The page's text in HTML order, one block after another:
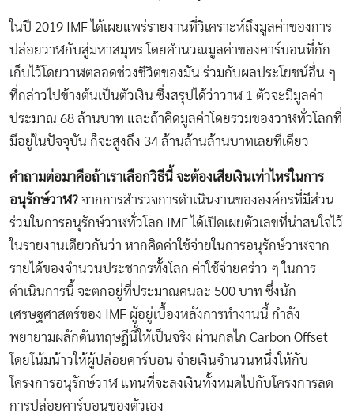
ในปี 2019 IMF ได้เผยแพร่รายงานที่วิเคราะห์ถึงมูลค่าของการ
ปล่อยวาฬกับสู่มหาสมุทร โดยคำนวณมูลค่าของคาร์บอนที่กัก
เก็บไว้โดยวาฬตลอดช่วงชีวิตของมัน ร่วมกับผลประโยชน์อื่น ๆ
ที่กล่าวไปข้างต้นเป็นตัวเงิน ซึ่งสรุปได้ว่าวาฬ 1 ตัวจะมีมูลค่า
ประมาณ 68 ล้านบาท และถ้าคิดมูลค่าโดยรวมของวาฬทั่วโลกที่
มีอยู่ในปัจจุบัน ก็จะสูงถึง 34 ล้านล้านล้านบาทเลยทีเดียว
คำถามต่อมาคือถ้าเราเลือกวิธีนี้ จะต้องเสียเงินเท่าไหร่ในการ
อนุรักษ์วาฬ? จากการสำรวจการดำเนินงานขององค์กรที่มีส่วน
ร่วมในการอนุรักษ์วาฬทั่วโลก IMF ได้เปิดเผยตัวเลขที่น่าสนใจไว้
ในรายงานเดียวกันว่า หากคิดค่าใช้จ่ายในการอนุรักษ์วาฬจาก
รายได้ของจำนวนประชากรทั้งโลก ค่าใช้จ่ายคร่าว ๆ ในการ
ดำเนินการนี้ จะตกอยู่ที่ประมาณคนละ 500 บาท ซึ่งนัก
เศรษฐศาสตร์ของ IMF ผู้อยู่เบื้องหลังการทำงานนี้ กำลัง
พยายามผลักดันทฤษฎีนี้ให้เป็นจริง ผ่านกลไก Carbon Offset
โดยโน้มน้าวให้ผู้ปล่อยคาร์บอน จ่ายเงินจำนวนหนึ่งให้กับ
โครงการอนุรักษ์วาฬ แทนที่จะลงเงินทั้งหมดไปกับโครงการลด
การปล่อยคาร์บอนของตัวเอง